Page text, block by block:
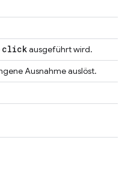
clickausgeführt wird.
Ausnahme auslöst.